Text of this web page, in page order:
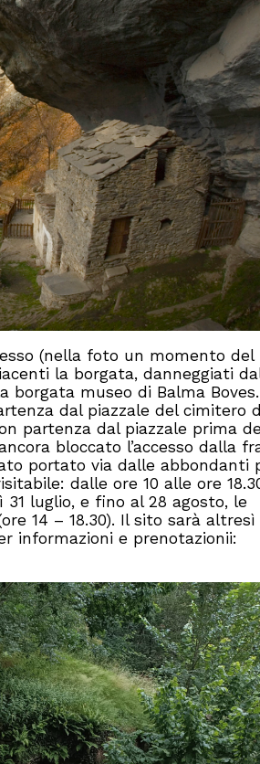
(nella foto un momento del
la borgata, danneggiati
borgata museo di Balma
dal piazzale del cimitero
partenza dal piazzale prima
bloccato l’accesso dalla
portato via dalle abbondanti
dalle ore 10 alle ore
luglio, e fino al 28 agosto, le
14 – 18.30). Il sito sarà altresì
informazioni e prenotazionii: